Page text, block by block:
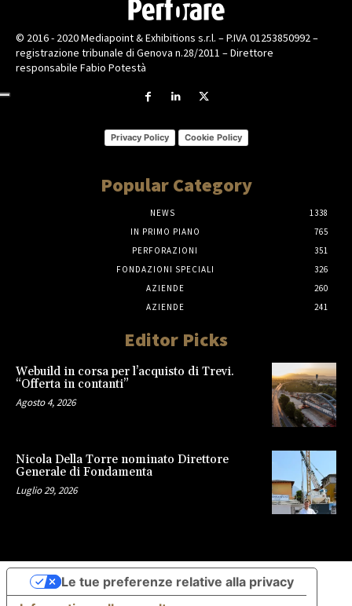
© 2016 - 2020 Mediapoint & Exhibitions s.r.l. – P.IVA 01253850992 –
registrazione tribunale di Genova n.28/2011 – Direttore
responsabile Fabio Potestà
Privacy Policy Cookie Policy
Popular Category
NEWS
1338
IN PRIMO PIANO
765
PERFORAZIONI
351
FONDAZIONI SPECIALI
326
AZIENDE
260
AZIENDE
241
Editor Picks
Webuild in corsa per l’acquisto di Trevi.
“Offerta in contanti”
Agosto 4, 2026
Nicola Della Torre nominato Direttore
Generale di Fondamenta
Luglio 29, 2026
Le tue preferenze relative alla privacy